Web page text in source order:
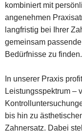
kombiniert mit
angenehmen
langfristig bei Ihrer
gemeinsam
Bedürfnisse zu finden.
In unserer Praxis
Leistungsspektrum –
bis hin zu
Zahnersatz. Dabei